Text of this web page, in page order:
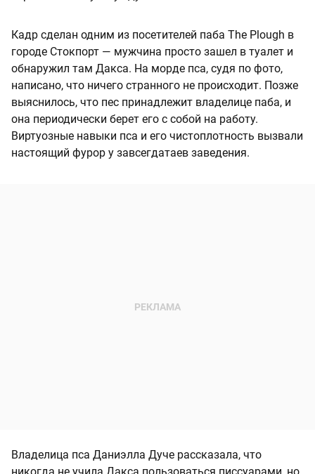
Кадр сделан одним из посетителей паба The Plough в
городе Стокпорт — мужчина просто зашел в туалет и
обнаружил там Дакса. На морде пса, судя по фото,
написано, что ничего странного не происходит. Позже
выяснилось, что пес принадлежит владелице паба, и
она периодически берет его с собой на работу.
Виртуозные навыки пса и его чистоплотность вызвали
настоящий фурор у завсегдатаев заведения.
Владелица пса Даниэлла Дуче рассказала, что